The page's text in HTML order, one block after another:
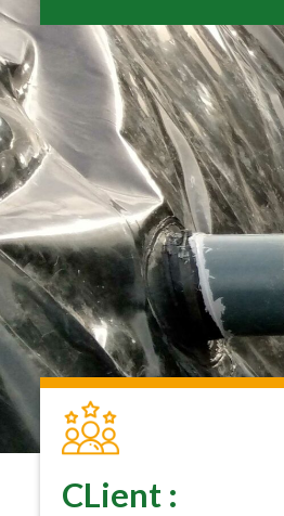
CLient :